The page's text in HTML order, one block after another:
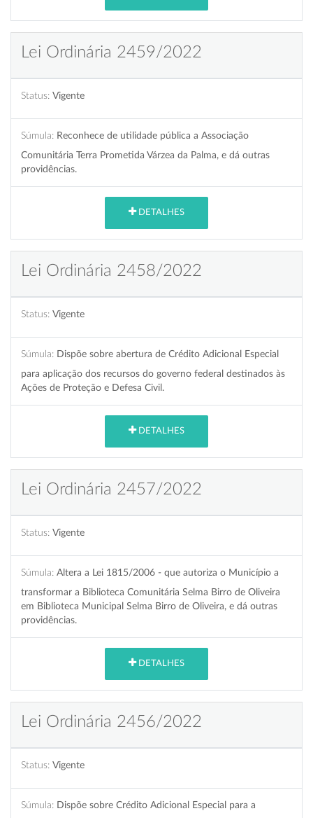
Lei Ordinária 2459/2022
Status: Vigente
Súmula: Reconhece de utilidade pública a Associação
Comunitária Terra Prometida Várzea da Palma, e dá outras
providências.
DETALHES
Lei Ordinária 2458/2022
Status: Vigente
Súmula: Dispõe sobre abertura de Crédito Adicional Especial
para aplicação dos recursos do governo federal destinados às
Ações de Proteção e Defesa Civil.
DETALHES
Lei Ordinária 2457/2022
Status: Vigente
Súmula: Altera a Lei 1815/2006 - que autoriza o Município a
transformar a Biblioteca Comunitária Selma Birro de Oliveira
em Biblioteca Municipal Selma Birro de Oliveira, e dá outras
providências.
DETALHES
Lei Ordinária 2456/2022
Status: Vigente
Súmula: Dispõe sobre Crédito Adicional Especial para a